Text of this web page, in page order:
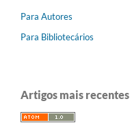
Para Autores
Para Bibliotecários
Artigos mais recentes